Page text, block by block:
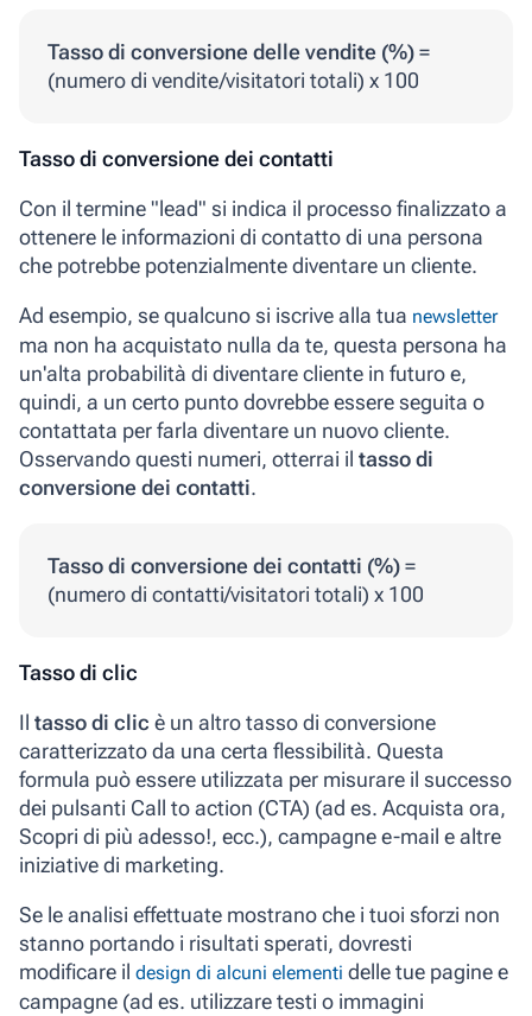
Tasso di conversione delle vendite (%)=
(numero di vendite/visitatori totali) x 100
Tasso di conversione dei contatti
Con il termine "lead" si indica il processo finalizzato a
ottenere le informazioni di contatto di una persona
che potrebbe potenzialmente diventare un cliente.
Ad esempio, se qualcuno si iscrive alla tua newsletter
ma non ha acquistato nulla da te, questa persona ha
un'alta probabilità di diventare cliente in futuro e,
quindi, a un certo punto dovrebbe essere seguita o
contattata per farla diventare un nuovo cliente.
Osservando questi numeri, otterrai il tasso di
conversione dei contatti.
Tasso di conversione dei contatti (%)=
(numero di contatti/visitatori totali) x 100
Tasso di clic
Il tasso di clic è un altro tasso di conversione
caratterizzato da una certa flessibilità. Questa
formula può essere utilizzata per misurare il successo
dei pulsanti Call to action (CTA) (ad es. Acquista ora,
Scopri di più adesso!, ecc.), campagne e-mail e altre
iniziative di marketing.
Se le analisi effettuate mostrano che i tuoi sforzi non
stanno portando i risultati sperati, dovresti
modificare il design di alcuni elementi delle tue pagine e
campagne (ad es. utilizzare testi o immagini